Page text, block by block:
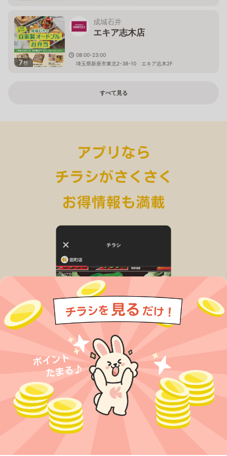
7枚
成城石井
エキア志木店
08:00-23:00
埼玉県新座市東北2-38-10 エキア志木2F
すべて見る